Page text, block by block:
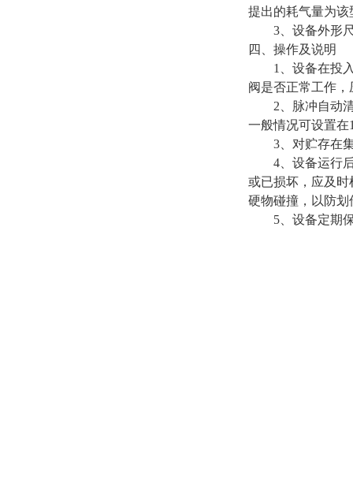
提出的耗气量为
3、设备外形尺
四、操作及说明
1、设备在投入
阀是否正常工作，
2、脉冲自动清
一般情况可设置在
3、对贮存在集
4、设备运行后
或已损坏，应及
硬物碰撞，以防
5、设备定期保